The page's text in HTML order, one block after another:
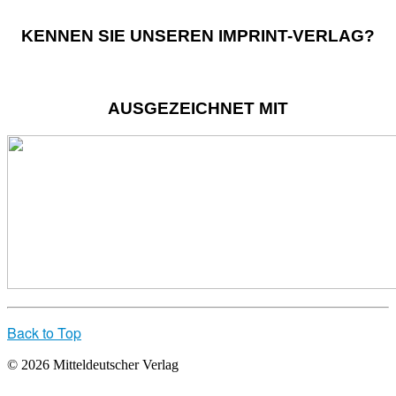
KENNEN SIE UNSEREN IMPRINT-VERLAG?
AUSGEZEICHNET MIT
Back to Top
© 2026 Mitteldeutscher Verlag